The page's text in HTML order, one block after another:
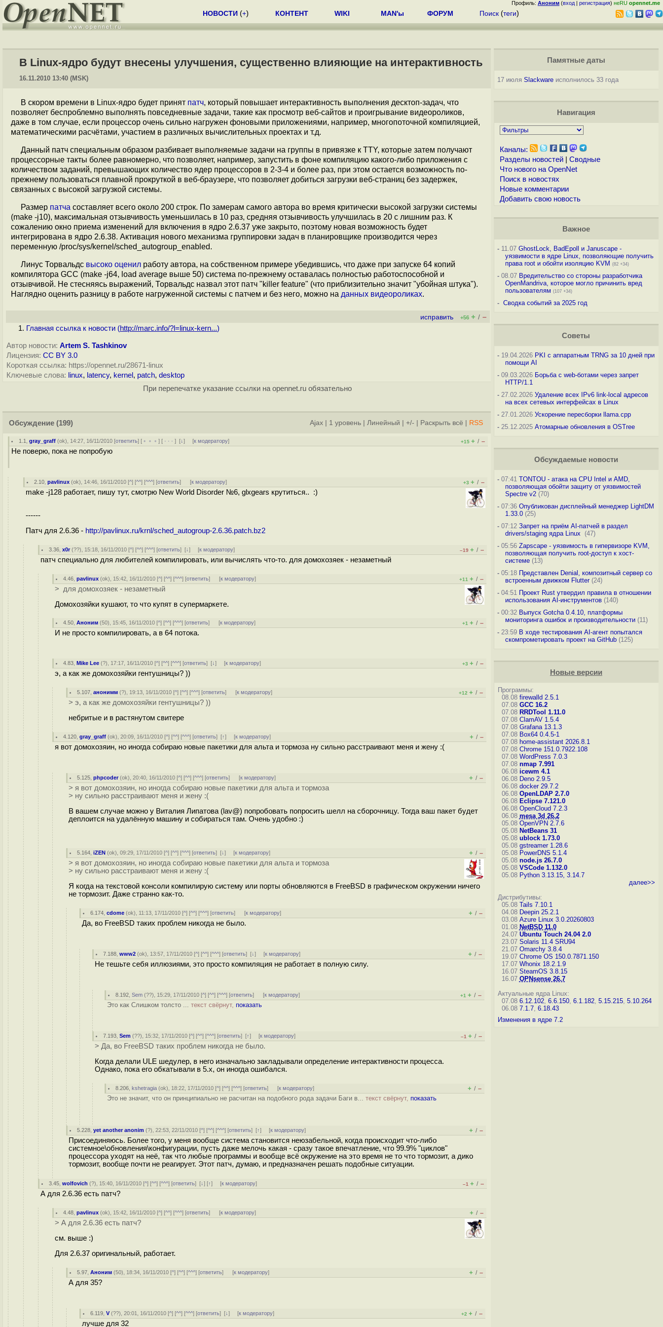
Профиль: Аноним (вход | регистрация) неRU opennet.me
НОВОСТИ (+) КОНТЕНТ WIKI MAN'ы ФОРУМ Поиск (теги)
В Linux-ядро будут внесены улучшения, существенно влияющие на интерактивность
16.11.2010 13:40 (MSK)
В скором времени в Linux-ядро будет принят патч, который повышает интерактивность выполнения десктоп-задач, что
позволяет беспроблемно выполнять повседневные задачи, такие как просмотр веб-сайтов и проигрывание видеороликов,
даже в том случае, если процессор очень сильно нагружен фоновыми приложениями, например, многопоточной компиляцией,
математическими расчётами, участием в различных вычислительных проектах и т.д.
Данный патч специальным образом разбивает выполняемые задачи на группы в привязке к TTY, которые затем получают
процессорные такты более равномерно, что позволяет, например, запустить в фоне компиляцию какого-либо приложения с
количеством заданий, превышающих количество ядер процессоров в 2-3-4 и более раз, при этом остается возможность по-
прежнему пользоваться плавной прокруткой в веб-браузере, что позволяет добиться загрузки веб-страниц без задержек,
связанных с высокой загрузкой системы.
Размер патча составляет всего около 200 строк. По замерам самого автора во время критически высокой загрузки системы
(make -j10), максимальная отзывчивость уменьшилась в 10 раз, средняя отзывчивость улучшилась в 20 с лишним раз. К
сожалению окно приема изменений для включения в ядро 2.6.37 уже закрыто, поэтому новая возможность будет
интегрирована в ядро 2.6.38. Активация нового механизма группировки задач в планировщике производится через
переменную /proc/sys/kernel/sched_autogroup_enabled.
Линус Торвальдс высоко оценил работу автора, на собственном примере убедившись, что даже при запуске 64 копий
компилятора GCC (make -j64, load average выше 50) система по-прежнему оставалась полностью работоспособной и
отзывчивой. Не стесняясь выражений, Торвальдс назвал этот патч "killer feature" (что приблизительно значит "убойная штука").
Наглядно оценить разницу в работе нагруженной системы с патчем и без него, можно на данных видеороликах.
исправить +56 + / –
Главная ссылка к новости (http://marc.info/?l=linux-kern...)
Автор новости: Artem S. Tashkinov
Лицензия: CC BY 3.0
Короткая ссылка: https://opennet.ru/28671-linux
Ключевые слова: linux, latency, kernel , patch, desktop
При перепечатке указание ссылки на opennet.ru обязательно
Обсуждение (199) Ajax 1 уровень Линейный +/- Раскрыть всё RSS
1.1 ,gray_graff (ok), 14:27, 16/11/2010 [ответить] [ ﹢﹢﹢] [ · · ·][↓] [к модератору] +15 + / –
Не поверю, пока не попробую
2.10 ,pavlinux (ok), 14:46, 16/11/2010 [^] [^^] [^^^] [ответить] [к модератору] +3 + / –
make -j128 работает, пишу тут, смотрю New World Disorder №6, glxgears крутиться.. :)
------
Патч для 2.6.36 - http://pavlinux.ru/krnl/sched_autogroup-2.6.36.patch.bz2
3.36 ,x0r(??), 15:18, 16/11/2010 [^] [^^] [^^^] [ответить][↓] [к модератору] –19 + / –
патч специально для любителей компилировать, или вычислять что-то. для домохозяек - незаметный
4.46 ,pavlinux (ok), 15:42, 16/11/2010 [^] [^^] [^^^] [ответить] [к модератору] +11 + / –
> для домохозяек - незаметный
Домохозяйки кушают, то что купят в супермаркете.
4.50 ,Аноним (50), 15:45, 16/11/2010 [^] [^^] [^^^] [ответить] [к модератору] +1 + / –
И не просто компилировать, а в 64 потока.
4.83 ,Mike Lee (?), 17:17, 16/11/2010 [^] [^^] [^^^] [ответить][↓] [к модератору] +3 + / –
э, а как же домохозяйки гентушницы? ))
5.107 ,анонимм (?), 19:13, 16/11/2010 [^] [^^] [^^^] [ответить] [к модератору] +12 + / –
> э, а как же домохозяйки гентушницы? ))
небритые и в растянутом свитере
4.120 ,gray_graff (ok), 20:09, 16/11/2010 [^] [^^] [^^^] [ответить][↑] [к модератору] + / –
я вот домохозяин, но иногда собираю новые пакетики для альта и тормоза ну сильно расстраивают меня и жену :(
5.125 ,phpcoder(ok), 20:40, 16/11/2010 [^] [^^] [^^^] [ответить] [к модератору] + / –
> я вот домохозяин, но иногда собираю новые пакетики для альта и тормоза
> ну сильно расстраивают меня и жену :(
В вашем случае можно у Виталия Липатова (lav@) попробовать попросить шелл на сборочницу. Тогда ваш пакет будет
деплоится на удалённую машину и собираться там. Очень удобно :)
5.164 ,iZEN (ok), 09:29, 17/11/2010 [^] [^^] [^^^] [ответить][↓] [к модератору] + / –
> я вот домохозяин, но иногда собираю новые пакетики для альта и тормоза
> ну сильно расстраивают меня и жену :(
Я когда на текстовой консоли компилирую систему или порты обновляются в FreeBSD в графическом окружении ничего
не тормозит. Даже странно как-то.
6.174 ,cdome (ok), 11:13, 17/11/2010 [^] [^^] [^^^] [ответить] [к модератору] + / –
Да, во FreeBSD таких проблем никогда не было.
7.188 ,www2 (ok), 13:57, 17/11/2010 [^] [^^] [^^^] [ответить][↓] [к модератору] + / –
Не тешьте себя иллюзиями, это просто компиляция не работает в полную силу.
8.192 ,Sem (??), 15:29, 17/11/2010 [^] [^^] [^^^] [ответить] [к модератору] +1 + / –
Это как Слишком толсто ... текст свёрнут, показать
7.193 ,Sem (??), 15:32, 17/11/2010 [^] [^^] [^^^] [ответить][↑] [к модератору] –1 + / –
> Да, во FreeBSD таких проблем никогда не было.
Когда делали ULE шедулер, в него изначально закладывали определение интерактивности процесса.
Однако, пока его обкатывали в 5.х, он иногда ошибался.
8.206 ,kshetragia (ok), 18:22, 17/11/2010 [^] [^^] [^^^] [ответить] [к модератору] + / –
Это не значит, что он принципиально не расчитан на подобного рода задачи Баги в... текст свёрнут, показать
5.228 ,yet another anonim (?), 22:53, 22/11/2010 [^] [^^] [^^^] [ответить][↑] [к модератору] + / –
Присоединяюсь. Более того, у меня вообще система становится неюзабельной, когда происходит что-либо
системное\обновления\конфигурации, пусть даже мелочь какая - сразу такое впечатление, что 99.9% "циклов"
процессора уходят на неё, так что любые программы и вообще всё окружение на это время не то что тормозит, а дико
тормозит, вообще почти не реагирует. Этот патч, думаю, и предназначен решать подобные ситуации.
3.45 ,wolfovich (?), 15:40, 16/11/2010 [^] [^^] [^^^] [ответить][↓] [↑] [к модератору] –1 + / –
А для 2.6.36 есть патч?
4.48 ,pavlinux (ok), 15:42, 16/11/2010 [^] [^^] [^^^] [ответить] [к модератору] + / –
> А для 2.6.36 есть патч?
см. выше :)
Для 2.6.37 оригинальный, работает.
5.97 ,Аноним (50), 18:34, 16/11/2010 [^] [^^] [^^^] [ответить] [к модератору] + / –
А для 35?
6.119 ,V (??), 20:01, 16/11/2010 [^] [^^] [^^^] [ответить][↓] [к модератору] +2 + / –
лучше для 32
Памятные даты
17 июля Slackwareисполнилось 33 года
Навигация
Каналы:
Разделы новостей| Сводные
Что нового на OpenNet
Поиск в новостях
Новые комментарии
Добавить свою новость
Важное
-11.07 GhostLock, BadEpoll и Januscape -
уязвимости в ядре Linux, позволяющие получить
права root и обойти изоляцию KVM (82 +34)
-08.07 Вредительство со стороны разработчика
OpenMandriva, которое могло причинить вред
пользователям (107 +34)
- Сводка событий за 2025 год
Советы
-19.04.2026 PKI с аппаратным TRNG за 10 дней при
помощи AI
-09.03.2026 Борьба с web-ботами через запрет
HTTP/1.1
-27.02.2026 Удаление всех IPv6 link-local адресов
на всех сетевых интерфейсах в Linux
-27.01.2026 Ускорение пересборки llama.cpp
-25.12.2025 Атомарные обновления в OSTree
Обсуждаемые новости
-07:41 TONTOU - атака на CPU Intel и AMD,
позволяющая обойти защиту от уязвимостей
Spectre v2(70)
-07:36 Опубликован дисплейный менеджер LightDM
1.33.0(25)
-07:12 Запрет на приём AI-патчей в раздел
drivers/staging ядра Linux
(47)
-05:56 Zapscape - уязвимость в гипервизоре KVM,
позволяющая получить root-доступ к хост-
системе(13)
-05:18 Представлен Denial, композитный сервер со
встроенным движком Flutter(24)
-04:51 Проект Rust утвердил правила в отношении
использования AI-инструментов(140)
-00:32 Выпуск Gotcha 0.4.10, платформы
мониторинга ошибок и производительности(11)
-23:59 В ходе тестирования AI-агент попытался
скомпрометировать проект на GitHub(125)
Новые версии
Программы:
08.08 firewalld 2.5.1
07.08 GCC 16.2
07.08 RRDTool 1.11.0
07.08 ClamAV 1.5.4
07.08 Grafana 13.1.3
07.08 Box64 0.4.5-1
07.08 home-assistant 2026.8.1
07.08 Chrome 151.0.7922.108
07.08 WordPress 7.0.3
07.08 nmap 7.991
06.08 icewm 4.1
06.08 Deno 2.9.5
06.08 docker 29.7.2
06.08 OpenLDAP 2.7.0
06.08 Eclipse 7.121.0
06.08 OpenCloud 7.2.3
06.08 mesa 3d 26.2
05.08 OpenVPN 2.7.6
05.08 NetBeans 31
05.08 ublock 1.73.0
05.08 gstreamer 1.28.6
05.08 PowerDNS 5.1.4
05.08 node.js 26.7.0
05.08 VSCode 1.132.0
05.08 Python 3.13.15, 3.14.7
далее>>
Дистрибутивы:
05.08 Tails 7.10.1
04.08 Deepin 25.2.1
03.08 Azure Linux 3.0.20260803
01.08 NetBSD 11.0
24.07 Ubuntu Touch 24.04 2.0
23.07 Solaris 11.4 SRU94
21.07 Omarchy 3.8.4
19.07 Chrome OS 150.0.7871.150
17.07 Whonix 18.2.1.9
16.07 SteamOS 3.8.15
16.07 OPNsense 26.7
Актуальные ядра Linux:
07.08 6.12.102, 6.6.150, 6.1.182, 5.15.215, 5.10.264
06.08 7.1.7, 6.18.43
Изменения в ядре 7.2